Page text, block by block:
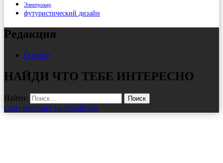
Электрокар
футуристический дизайн
Редакция
О сайте
НАЙДИ ЧТО ТЕБЕ ИНТЕРЕСНО
Найти:
Сайт работает на WordPress